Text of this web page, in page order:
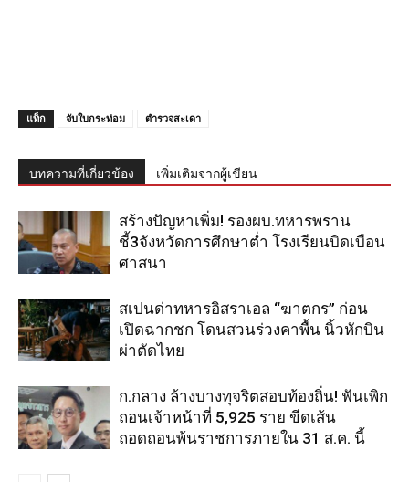
แท็ก จับใบกระท่อม ตำรวจสะเดา
บทความที่เกี่ยวข้อง เพิ่มเติมจากผู้เขียน
สร้างปัญหาเพิ่ม! รองผบ.ทหารพราน
ชี้3จังหวัดการศึกษาต่ำ โรงเรียนบิดเบือน
ศาสนา
สเปนด่าทหารอิสราเอล “ฆาตกร” ก่อน
เปิดฉากชก โดนสวนร่วงคาพื้น นิ้วหักบิน
ผ่าตัดไทย
ก.กลาง ล้างบางทุจริตสอบท้องถิ่น! ฟันเพิก
ถอนเจ้าหน้าที่ 5,925 ราย ขีดเส้น
ถอดถอนพ้นราชการภายใน 31 ส.ค. นี้